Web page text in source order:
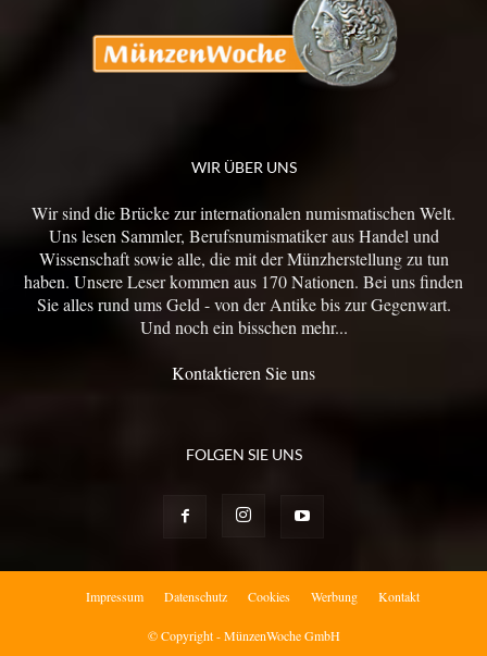
WIR ÜBER UNS
Wir sind die Brücke zur internationalen numismatischen Welt.
Uns lesen Sammler, Berufsnumismatiker aus Handel und
Wissenschaft sowie alle, die mit der Münzherstellung zu tun
haben. Unsere Leser kommen aus 170 Nationen. Bei uns finden
Sie alles rund ums Geld - von der Antike bis zur Gegenwart.
Und noch ein bisschen mehr...
Kontaktieren Sie uns
FOLGEN SIE UNS
Impressum Datenschutz Cookies Werbung Kontakt
© Copyright - MünzenWoche GmbH